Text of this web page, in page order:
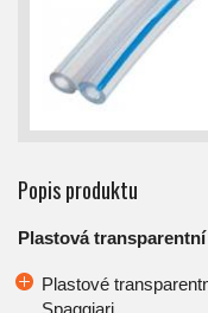
Popis produktu
Plastová
Plastové
Spaggiari